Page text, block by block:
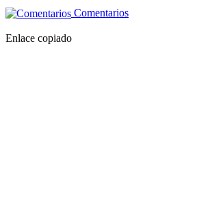
Comentarios
Enlace copiado